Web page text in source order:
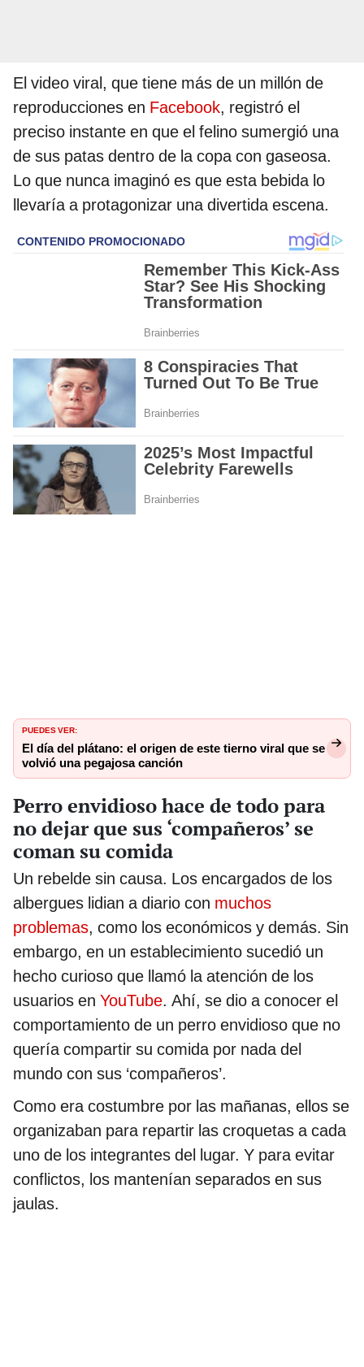
El video viral, que tiene más de un millón de
reproducciones en Facebook, registró el
preciso instante en que el felino sumergió una
de sus patas dentro de la copa con gaseosa.
Lo que nunca imaginó es que esta bebida lo
llevaría a protagonizar una divertida escena.
PUEDES VER:
El día del plátano: el origen de este tierno viral que se
volvió una pegajosa canción
Perro envidioso hace de todo para
no dejar que sus ‘compañeros’ se
coman su comida
Un rebelde sin causa. Los encargados de los
albergues lidian a diario con muchos
problemas, como los económicos y demás. Sin
embargo, en un establecimiento sucedió un
hecho curioso que llamó la atención de los
usuarios en YouTube. Ahí, se dio a conocer el
comportamiento de un perro envidioso que no
quería compartir su comida por nada del
mundo con sus ‘compañeros’.
Como era costumbre por las mañanas, ellos se
organizaban para repartir las croquetas a cada
uno de los integrantes del lugar. Y para evitar
conflictos, los mantenían separados en sus
jaulas.